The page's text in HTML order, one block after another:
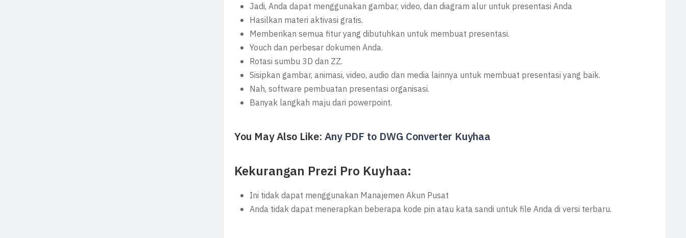
Jadi, Anda dapat menggunakan gambar, video, dan diagram alur untuk presentasi Anda
Hasilkan materi aktivasi gratis.
Memberikan semua fitur yang dibutuhkan untuk membuat presentasi.
Youch dan perbesar dokumen Anda.
Rotasi sumbu 3D dan ZZ.
Sisipkan gambar, animasi, video, audio dan media lainnya untuk membuat presentasi yang baik.
Nah, software pembuatan presentasi organisasi.
Banyak langkah maju dari powerpoint.
You May Also Like:Any PDF to DWG Converter Kuyhaa
Kekurangan Prezi Pro Kuyhaa:
Ini tidak dapat menggunakan Manajemen Akun Pusat
Anda tidak dapat menerapkan beberapa kode pin atau kata sandi untuk file Anda di versi terbaru.